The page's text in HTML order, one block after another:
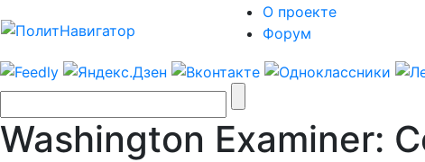
О проекте
Форум
Washington Examiner: